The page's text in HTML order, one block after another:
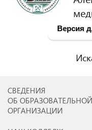
Версия
СВЕДЕНИЯ
ОБ ОБРАЗОВАТЕЛЬНОЙ
ОРГАНИЗАЦИИ